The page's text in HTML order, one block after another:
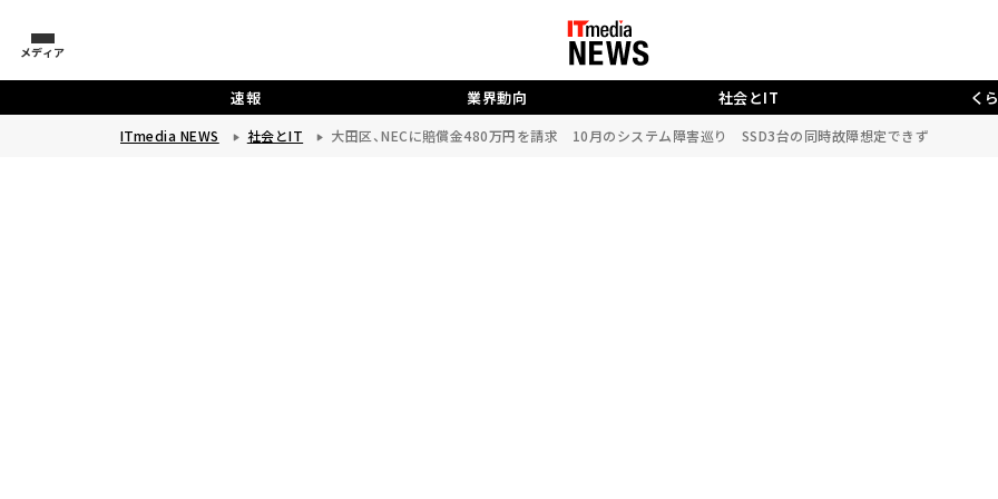
メディア
速報 業界動向 社会とIT く
ITmedia NEWS 社会とIT 大田区、NECに賠償金480万円を請求 10月のシステム障害巡り SSD3台の同時故障想定できず